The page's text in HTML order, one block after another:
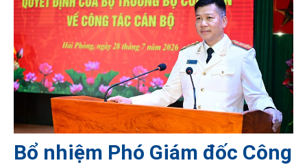
Bổ nhiệm Phó Giám đốc Công